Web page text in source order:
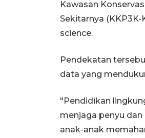
Kawasan
Sekitarnya
science.
Pendekatan
data yang
"Pendidikan
menjaga penyu
anak-anak